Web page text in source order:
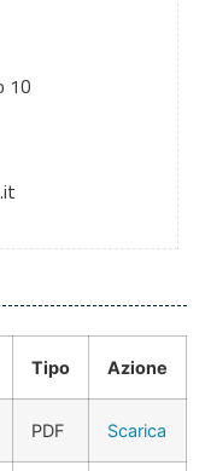
10
Tipo Azione
PDF Scarica